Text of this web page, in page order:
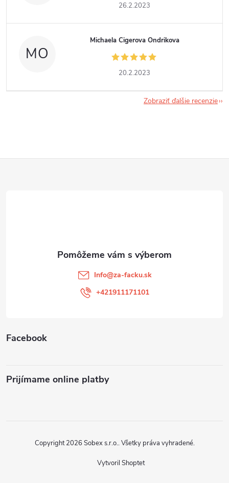
26.2.2023
MO
Michaela Cigerova Ondrikova
20.2.2023
Zobraziť ďalšie recenzie
Facebook
Prijímame online platby
Info@za-facku.sk
+421911171101
Vytvoril Shoptet
Copyright 2026 Sobex s.r.o.. Všetky práva vyhradené.